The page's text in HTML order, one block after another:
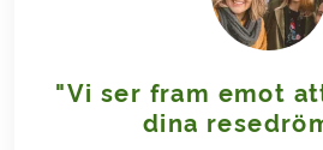
"Vi ser fram emot
dina